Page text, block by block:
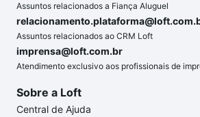
Assuntos relacionados a Fiança Aluguel
Assuntos relacionados ao CRM Loft
imprensa@loft.com.br
Atendimento exclusivo aos profissionais de
Sobre a Loft
Central de Ajuda